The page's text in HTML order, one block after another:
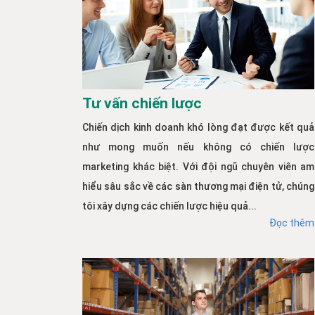
Tư vấn chiến lược
Chiến dịch kinh doanh khó lòng đạt được kết quả
như mong muốn nếu không có chiến lược
marketing khác biệt. Với đội ngũ chuyên viên am
hiểu sâu sắc về các sàn thương mại điện tử, chúng
tôi xây dựng các chiến lược hiệu quả...
Đọc thêm